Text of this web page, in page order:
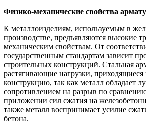
Физико-механические свойства
К металлоизделиям, используемым в
производстве, предъявляются высокие
механическим свойствам. От
государственным стандартам зависит
строительных конструкций. Стальная
растягивающие нагрузки,
конструкцию, так как металл обладает
сопротивлением на разрыв по
приложении сил сжатия на
также металл воспринимает усилие
бетона.